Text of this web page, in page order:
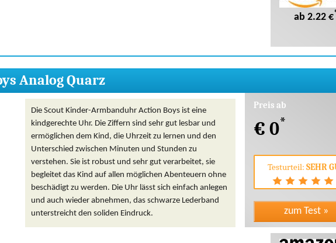
ab 2.22 €
Analog Quarz
Die Scout Kinder-Armbanduhr Action Boys ist eine
kindgerechte Uhr. Die Ziffern sind sehr gut lesbar und
ermöglichen dem Kind, die Uhrzeit zu lernen und den
Unterschied zwischen Minuten und Stunden zu
verstehen. Sie ist robust und sehr gut verarbeitet, sie
begleitet das Kind auf allen möglichen Abenteuern ohne
beschädigt zu werden. Die Uhr lässt sich einfach anlegen
und auch wieder abnehmen, das schwarze Lederband
unterstreicht den soliden Eindruck.
Preis ab
€ 0*
Testurteil: SEHR